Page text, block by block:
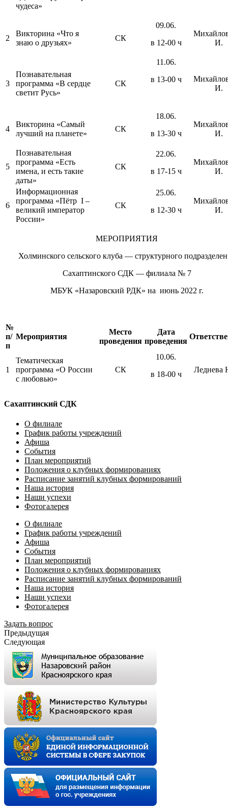
чудеса»
2
Викторина «Что я
знаю о друзьях»
СК
09.06.
в 12-00 ч
И.
3
Познавательная
программа «В сердце
светит Русь»
СК
11.06.
в 13-00 ч
И.
4
Викторина «Самый
лучший на планете»
СК
18.06.
в 13-30 ч
И.
5
Познавательная
программа «Есть
имена, и есть такие
даты»
СК
22.06.
в 17-15 ч
И.
6
Информационная
программа «Пётр I –
великий император
России»
СК
25.06.
в 12-30 ч
И.
МЕРОПРИЯТИЯ
Холминского сельского клуба — структурного
Сахаптинского СДК — филиала № 7
МБУК «Назаровский РДК» на июнь 2022 г.
№
п/
п
Мероприятия
Место
проведения
Дата
проведения
1
Тематическая
программа «О России
с любовью»
СК
10.06.
в 18-00 ч
Леднева
Сахаптинский СДК
О филиале
График работы учреждений
Афиша
События
План мероприятий
Положения о клубных формированиях
Расписание занятий клубных формирований
Наша история
Наши успехи
Фотогалерея
О филиале
График работы учреждений
Афиша
События
План мероприятий
Положения о клубных формированиях
Расписание занятий клубных формирований
Наша история
Наши успехи
Фотогалерея
Задать вопрос
Предыдущая
Следующая